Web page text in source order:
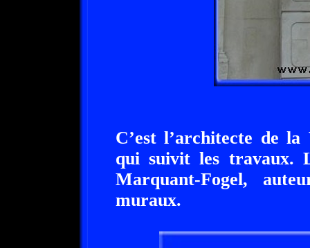
C’est l’architecte de
qui suivit les travaux.
Marquant-Fogel,
muraux.